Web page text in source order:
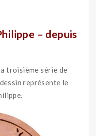
– depuis
troisième série de
représente le